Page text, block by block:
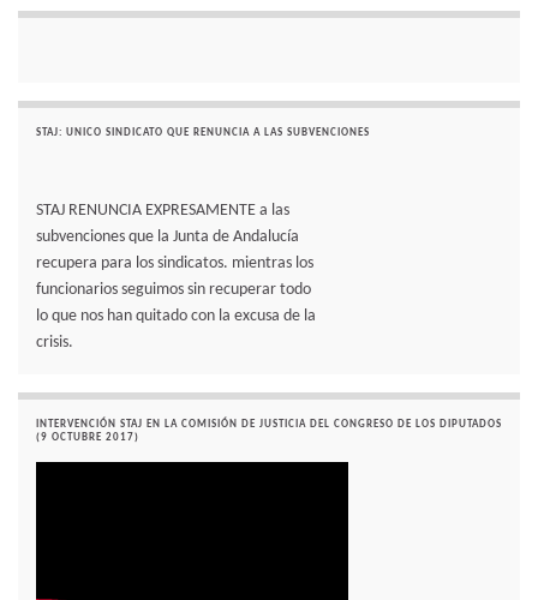
STAJ: UNICO SINDICATO QUE RENUNCIA A LAS SUBVENCIONES
STAJ RENUNCIA EXPRESAMENTE a las
subvenciones que la Junta de Andalucía
recupera para los sindicatos. mientras los
funcionarios seguimos sin recuperar todo
lo que nos han quitado con la excusa de la
crisis.
INTERVENCIÓN STAJ EN LA COMISIÓN DE JUSTICIA DEL CONGRESO DE LOS DIPUTADOS
(9 OCTUBRE 2017)